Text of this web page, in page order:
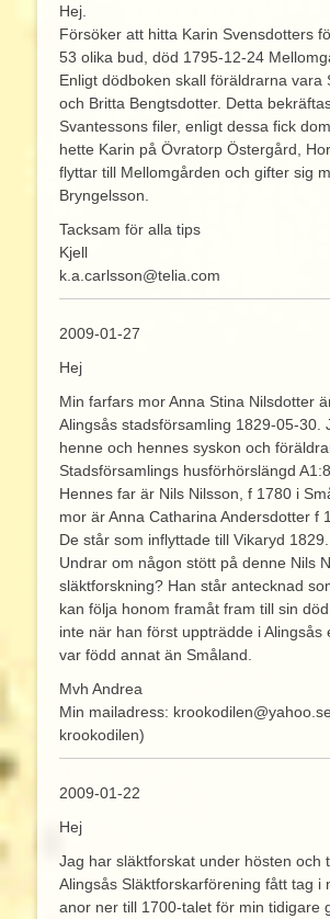
Hej.
Försöker att hitta Karin Svensdotters
53 olika bud, död 1795-12-24
Enligt dödboken skall föräldrarna vara
och Britta Bengtsdotter. Detta
Svantessons filer, enligt dessa fick
hette Karin på Övratorp Östergård,
flyttar till Mellomgården och gifter sig
Bryngelsson.
Tacksam för alla tips
Kjell
k.a.carlsson@telia.com
2009-01-27
Hej
Min farfars mor Anna Stina Nilsdotter
Alingsås stadsförsamling 1829-05-30.
henne och hennes syskon och
Stadsförsamlings husförhörslängd
Hennes far är Nils Nilsson, f 1780 i
mor är Anna Catharina Andersdotter f
De står som inflyttade till Vikaryd 1829.
Undrar om någon stött på denne Nils
släktforskning? Han står antecknad
kan följa honom framåt fram till sin
inte när han först uppträdde i Alingsås
var född annat än Småland.
Mvh Andrea
Min mailadress:
krookodilen)
2009-01-22
Hej
Jag har släktforskat under hösten och
Alingsås Släktforskarförening fått tag i
anor ner till 1700-talet för min tidigare